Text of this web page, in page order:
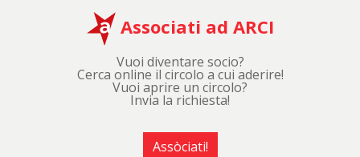
Associati ad ARCI
Vuoi diventare socio?
Cerca online il circolo a cui aderire!
Vuoi aprire un circolo?
Invia la richiesta!
Assòciati!